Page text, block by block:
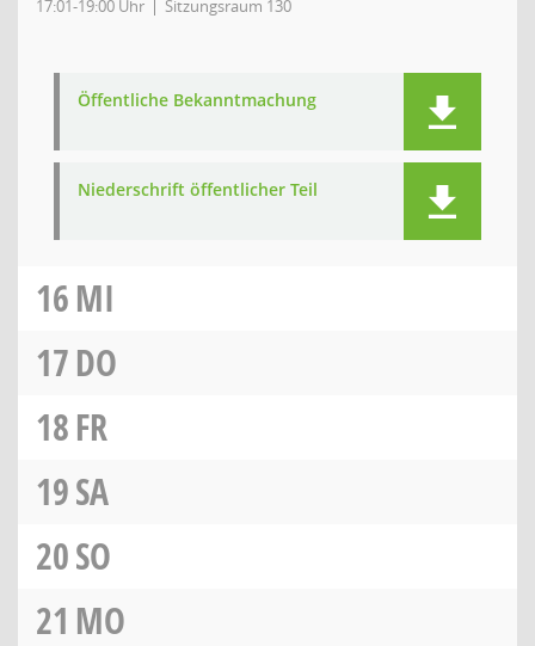
17:01-19:00 Uhr Sitzungsraum 130
Öffentliche Bekanntmachung
Niederschrift öffentlicher Teil
16MI
17DO
18FR
19SA
20SO
21 MO